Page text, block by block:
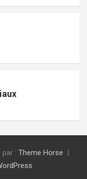
par : Theme Horse